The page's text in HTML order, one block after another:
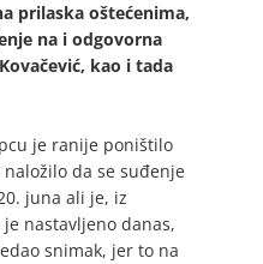
prilaska oštećenima,
na i odgovorna
kao i tada
je ranije poništilo
da se suđenje
juna ali je, iz
nastavljeno danas,
snimak, jer to na